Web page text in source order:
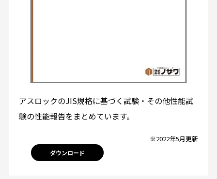
アスロックのJIS規格に基づく試験・その他性能試
験の性能報告をまとめています。
※2022年5月更新
ダウンロード